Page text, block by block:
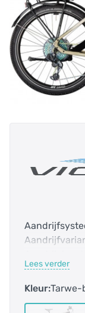
Bidex-Code:
Bosch Smart
Lees verder
Kleur:Tarwe-